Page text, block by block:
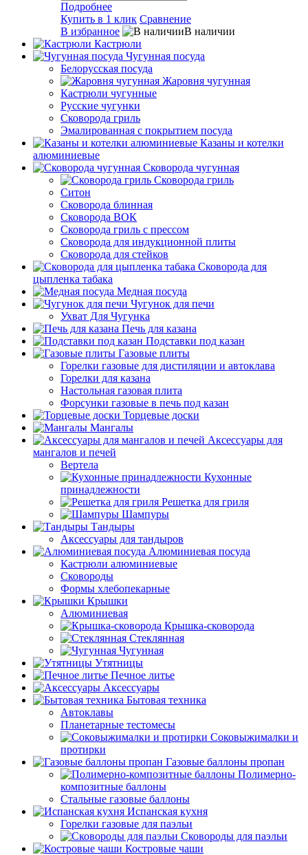
Подробнее
Купить в 1 клик Сравнение
В избранное
В наличии
Кастрюли
Чугунная посуда
Белорусская посуда
Жаровня чугунная
Кастрюли чугунные
Русские чугунки
Сковорода гриль
Эмалированная с покрытием посуда
Казаны и котелки
алюминиевые
Сковорода чугунная
Сковорода гриль
Ситон
Сковорода блинная
Сковорода ВОК
Сковорода гриль с прессом
Сковорода для индукционной плиты
Сковорода для стейков
Сковорода для
цыпленка табака
Медная посуда
Чугунок для печи
Ухват Для Чугунка
Печь для казана
Подставки под казан
Газовые плиты
Горелки газовые для дистиляции и автоклава
Горелки для казана
Настольная газовая плита
Форсунки газовые в печь под казан
Торцевые доски
Мангалы
Аксессуары для
мангалов и печей
Вертела
Кухонные
принадлежности
Решетка для гриля
Шампуры
Тандыры
Аксессуары для тандыров
Алюминиевая посуда
Кастрюли алюминиевые
Сковороды
Формы хлебопекарные
Крышки
Алюминиевая
Крышка-сковорода
Стеклянная
Чугунная
Утятницы
Печное литье
Аксессуары
Бытовая техника
Автоклавы
Планетарные тестомесы
Соковыжималки и
протирки
Газовые баллоны пропан
Полимерно-
композитные баллоны
Стальные газовые баллоны
Испанская кухня
Горелки газовые для паэльи
Сковороды для паэльи
Костровые чаши